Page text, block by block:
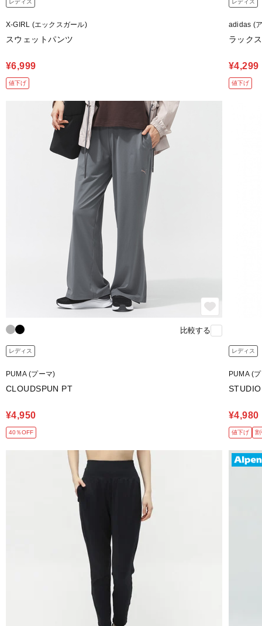
レディス
X-GIRL (エックスガール)
スウェットパンツ
¥6,999
値下げ
レディス
adidas (
ラック
¥4,299
値下げ
比較する
レディス
PUMA (プーマ)
CLOUDSPUN PT
¥4,950
40％OFF
レディス
PUMA (
¥4,980
値下げ 割